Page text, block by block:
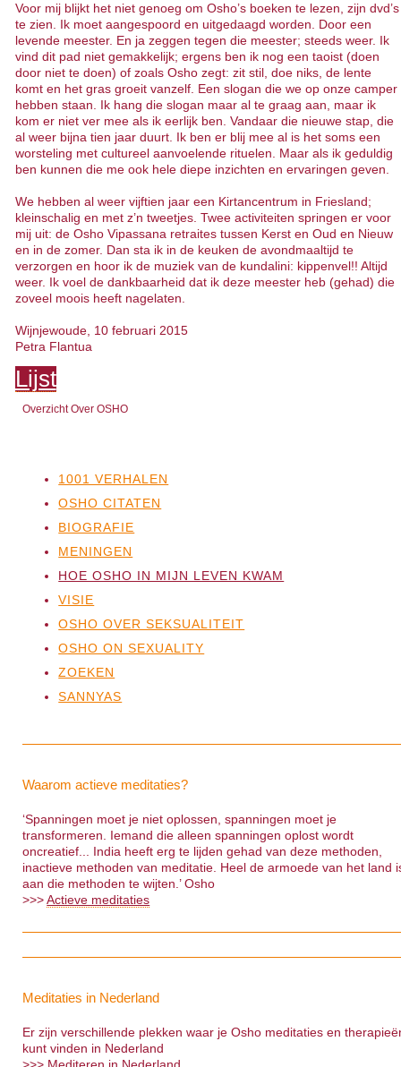
Voor mij blijkt het niet genoeg om Osho’s boeken te lezen, zijn dvd’s
te zien. Ik moet aangespoord en uitgedaagd worden. Door een
levende meester. En ja zeggen tegen die meester; steeds weer. Ik
vind dit pad niet gemakkelijk; ergens ben ik nog een taoist (doen
door niet te doen) of zoals Osho zegt: zit stil, doe niks, de lente
komt en het gras groeit vanzelf. Een slogan die we op onze camper
hebben staan. Ik hang die slogan maar al te graag aan, maar ik
kom er niet ver mee als ik eerlijk ben. Vandaar die nieuwe stap, die
al weer bijna tien jaar duurt. Ik ben er blij mee al is het soms een
worsteling met cultureel aanvoelende rituelen. Maar als ik geduldig
ben kunnen die me ook hele diepe inzichten en ervaringen geven.
We hebben al weer vijftien jaar een Kirtancentrum in Friesland;
kleinschalig en met z’n tweetjes. Twee activiteiten springen er voor
mij uit: de Osho Vipassana retraites tussen Kerst en Oud en Nieuw
en in de zomer. Dan sta ik in de keuken de avondmaaltijd te
verzorgen en hoor ik de muziek van de kundalini: kippenvel!! Altijd
weer. Ik voel de dankbaarheid dat ik deze meester heb (gehad) die
zoveel moois heeft nagelaten.
Wijnjewoude, 10 februari 2015
Petra Flantua
Lijst
Overzicht Over OSHO
1001 VERHALEN
OSHO CITATEN
BIOGRAFIE
MENINGEN
HOE OSHO IN MIJN LEVEN KWAM
VISIE
OSHO OVER SEKSUALITEIT
OSHO ON SEXUALITY
ZOEKEN
SANNYAS
Waarom actieve meditaties?
‘Spanningen moet je niet oplossen, spanningen moet je
transformeren. Iemand die alleen spanningen oplost wordt
oncreatief... India heeft erg te lijden gehad van deze methoden,
inactieve methoden van meditatie. Heel de armoede van het land
aan die methoden te wijten.’ Osho
>>>Actieve meditaties
Meditaties in Nederland
Er zijn verschillende plekken waar je Osho meditaties en
kunt vinden in Nederland
>>> Mediteren in Nederland